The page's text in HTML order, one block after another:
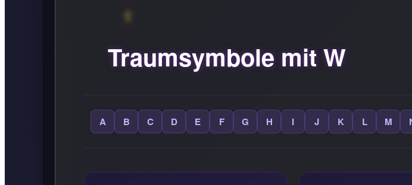
Traumsymbole mit W
A B C D E F G H I J K L M